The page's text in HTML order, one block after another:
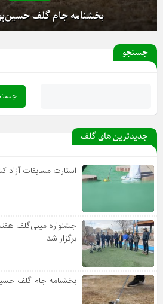
بخشنامه جام گلف
جستجو
جدیدترین های گلف
استارت مسابقات
جشنواره مینی‌گلف
برگزار شد
بخشنامه جام گلف